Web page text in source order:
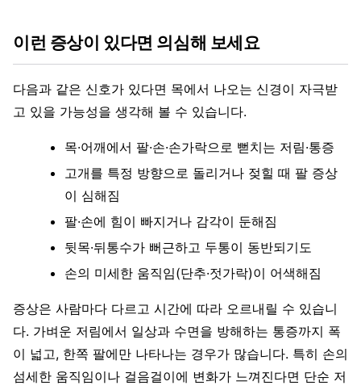
이런 증상이 있다면 의심해 보세요
다음과 같은 신호가 있다면 목에서 나오는 신경이 자극받
고 있을 가능성을 생각해 볼 수 있습니다.
목·어깨에서 팔·손·손가락으로 뻗치는 저림·통증
고개를 특정 방향으로 돌리거나 젖힐 때 팔 증상
이 심해짐
팔·손에 힘이 빠지거나 감각이 둔해짐
뒷목·뒤통수가 뻐근하고 두통이 동반되기도
손의 미세한 움직임(단추·젓가락)이 어색해짐
증상은 사람마다 다르고 시간에 따라 오르내릴 수 있습니
다. 가벼운 저림에서 일상과 수면을 방해하는 통증까지 폭
이 넓고, 한쪽 팔에만 나타나는 경우가 많습니다. 특히 손의
섬세한 움직임이나 걸음걸이에 변화가 느껴진다면 단순 저